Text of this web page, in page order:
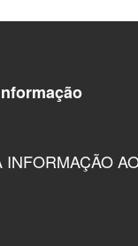
INFORMAÇÃO